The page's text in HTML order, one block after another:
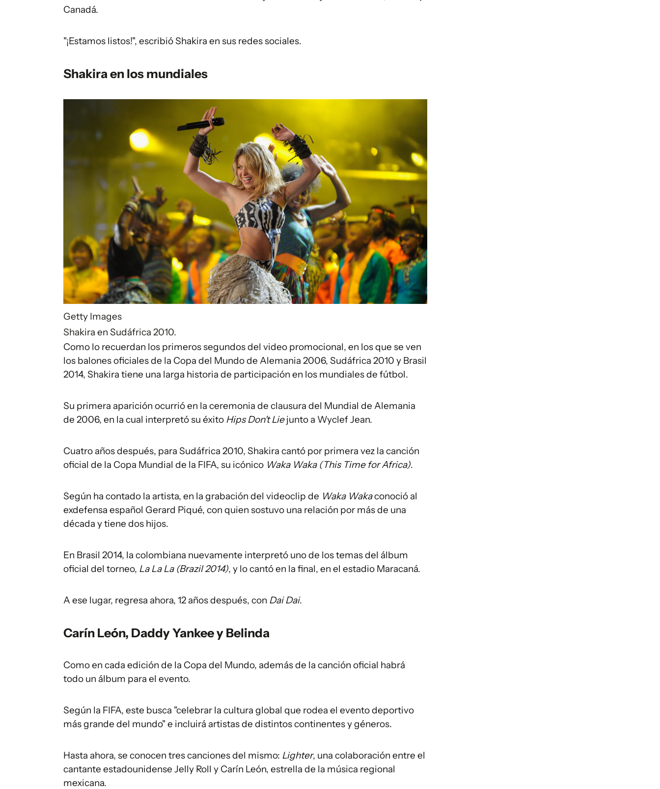
Canadá.
"¡Estamos listos!", escribió Shakira en sus redes sociales.
Shakira en los mundiales
Getty Images
Shakira en Sudáfrica 2010.
Como lo recuerdan los primeros segundos del video promocional, en los que se ven
los balones oficiales de la Copa del Mundo de Alemania 2006, Sudáfrica 2010 y Brasil
2014, Shakira tiene una larga historia de participación en los mundiales de fútbol.
Su primera aparición ocurrió en la ceremonia de clausura del Mundial de Alemania
de 2006, en la cual interpretó su éxito Hips Don't Liejunto a Wyclef Jean.
Cuatro años después, para Sudáfrica 2010, Shakira cantó por primera vez la canción
oficial de la Copa Mundial de la FIFA, su icónico Waka Waka (This Time for Africa).
Según ha contado la artista, en la grabación del videoclip de Waka Wakaconoció al
exdefensa español Gerard Piqué, con quien sostuvo una relación por más de una
década y tiene dos hijos.
En Brasil 2014, la colombiana nuevamente interpretó uno de los temas del álbum
oficial del torneo, La La La (Brazil 2014), y lo cantó en la final, en el estadio Maracaná.
A ese lugar, regresa ahora, 12 años después, con Dai Dai.
Carín León, Daddy Yankee y Belinda
Como en cada edición de la Copa del Mundo, además de la canción oficial habrá
todo un álbum para el evento.
Según la FIFA, este busca "celebrar la cultura global que rodea el evento deportivo
más grande del mundo" e incluirá artistas de distintos continentes y géneros.
Hasta ahora, se conocen tres canciones del mismo: Lighter, una colaboración entre el
cantante estadounidense Jelly Roll y Carín León, estrella de la música regional
mexicana.